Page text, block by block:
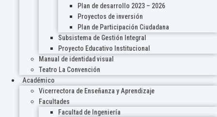
Plan de desarrollo 2023 – 2026
Proyectos de inversión
Plan de Participación Ciudadana
Subsistema de Gestión Integral
Proyecto Educativo Institucional
Manual de identidad visual
Teatro La Convención
Académico
Vicerrectora de Enseñanza y Aprendizaje
Facultades
Facultad de Ingeniería